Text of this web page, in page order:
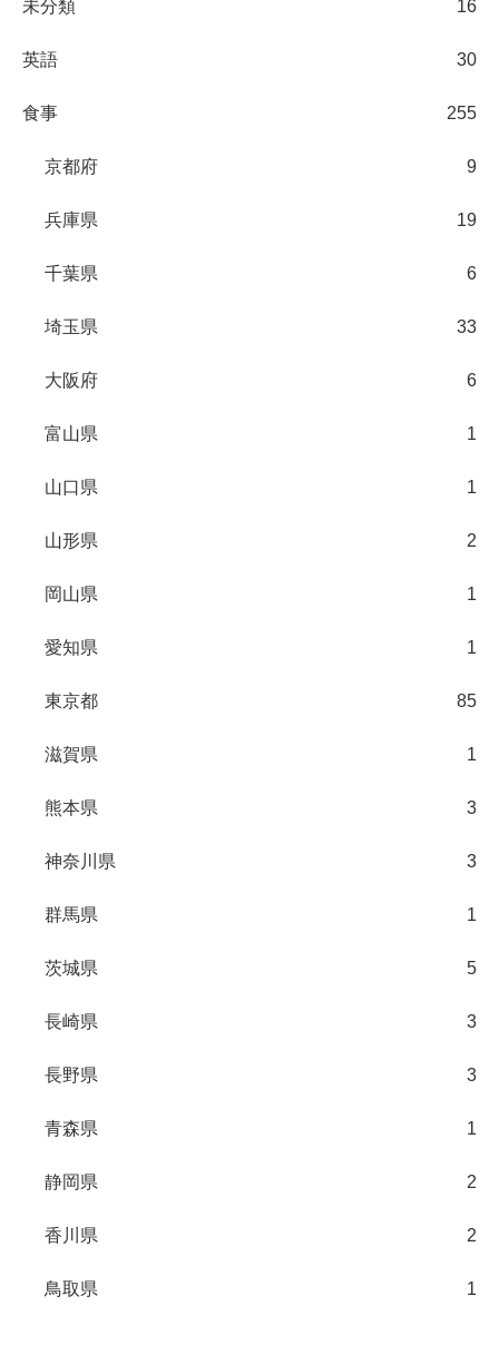
未分類 16
英語 30
食事 255
京都府 9
兵庫県 19
千葉県 6
埼玉県 33
大阪府 6
富山県 1
山口県 1
山形県 2
岡山県 1
愛知県 1
東京都 85
滋賀県 1
熊本県 3
神奈川県 3
群馬県 1
茨城県 5
長崎県 3
長野県 3
青森県 1
静岡県 2
香川県 2
鳥取県 1